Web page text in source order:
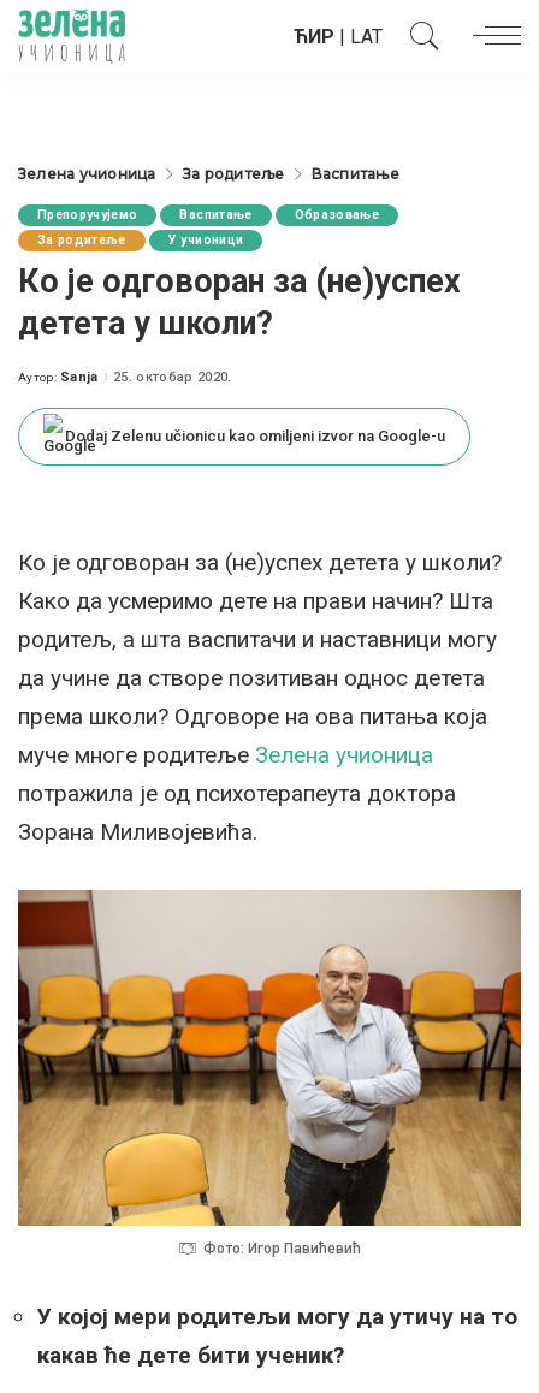
ЋИР | LAT
Зелена учионица За родитеље Васпитање
Препоручујемо Васпитање
Образовање
За родитеље
У учионици
Ко је одговоран за (не)успех
детета у школи?
Posted
Аутор: Sanja 25. октобар 2020.
Dodaj Zelenu učionicu kao omiljeni izvor na Google-u
Ко је одговоран за (не)успех детета у школи?
Како да усмеримо дете на прави начин? Шта
родитељ, а шта васпитачи и наставници могу
да учине да створе позитиван однос детета
према школи? Одговоре на ова питања која
муче многе родитеље Зелена учионица
потражила је од психотерапеута доктора
Зорана Миливојевића.
Фото: Игор Павићевић
У којој мери родитељи могу да утичу на то
какав ће дете бити ученик?